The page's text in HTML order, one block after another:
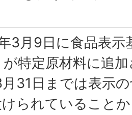
3月9日に食品表示
特定原材料に追
月31日までは表示
られていること